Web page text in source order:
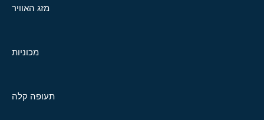
מזג האוויר
מכוניות
תעופה קלה